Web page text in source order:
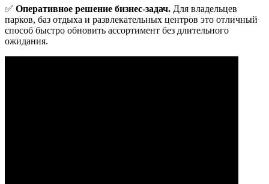
✅ Оперативное решение бизнес-задач. Для владельцев
парков, баз отдыха и развлекательных центров это отличный
способ быстро обновить ассортимент без длительного
ожидания.